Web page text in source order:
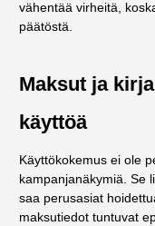
vähentää virheitä,
päätöstä.
Maksut ja
käyttöä
Käyttökokemus ei ole
kampanjanäkymiä. Se
saa perusasiat
maksutiedot tuntuvat